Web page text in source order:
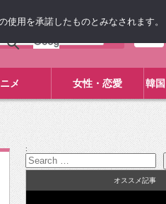
メ 女性・恋愛 韓
:
オススメ記事
用を承諾したものとみなされます。